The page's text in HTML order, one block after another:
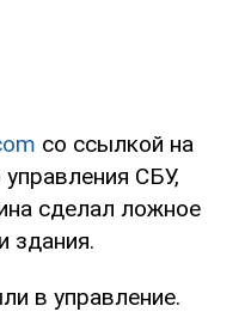
со ссылкой на
СБУ,
сделал ложное
здания.
в управление.